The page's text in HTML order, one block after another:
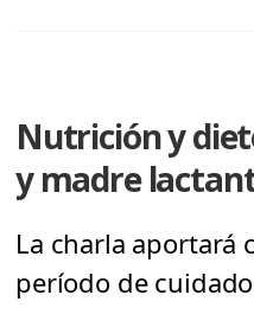
Nutrición y
y madre
La charla aportará
período de